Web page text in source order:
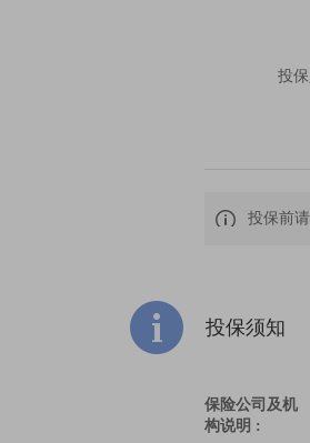
投
投保前
投保须知
保险公司及机
构说明 :